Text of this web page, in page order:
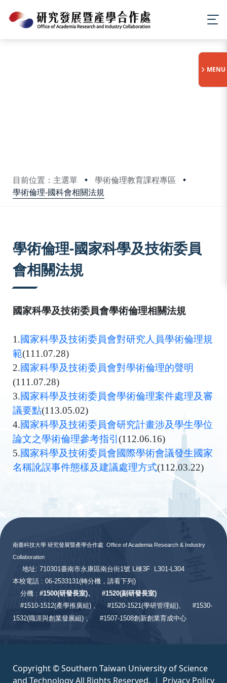
目前位置：主選單
學術倫理教育課程專區
學術倫理-國科會相關法規
MENU
學術倫理-國家科學及技術委員
會相關法規
國家科學及技術委員會學術倫理相關法規
1.國家科學及技術委員會對研究人員學術倫理規
範(111.07.28)
2.國家科學及技術委員會對學術倫理的聲明
(111.07.28)
3.國家科學及技術委員會學術倫理案件處理及審
議要點(113.05.02)
4.國家科學及技術委員會研究計畫涉及學生學位
論文之學術倫理參考指引 (112.06.16)
5.國家科學及技術委員會國際學術會議發生國家
名稱訛誤事件態樣及建議處理方式(112.03.22)
南臺科技大學 研究發展暨產學合作處 Office of Academia Research & Industry
Collaboration
地址: 710301臺南市永康區南台街1號 L棟3F L301-L304
本校電話 : 06-2533131(轉分機，請看下列)
分機 : #1500(研發長室)、 #1520(副研發長室)
#1510-1512(產學推廣組) 、 #1520-1521(學研管理組)、
#1530-
1532(職涯與創業發展組) 、
#1507-1508創新創業育成中心
Copyright © Southern Taiwan University of Science
and Technology All Rights Reserved. ｜ Privacy Policy